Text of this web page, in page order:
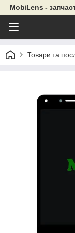
MobiLens -
Товари та